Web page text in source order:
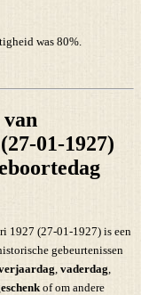
was 80%.
01-1927)
1927 (27-01-1927) is een
gebeurtenissen
vaderdag
of om andere